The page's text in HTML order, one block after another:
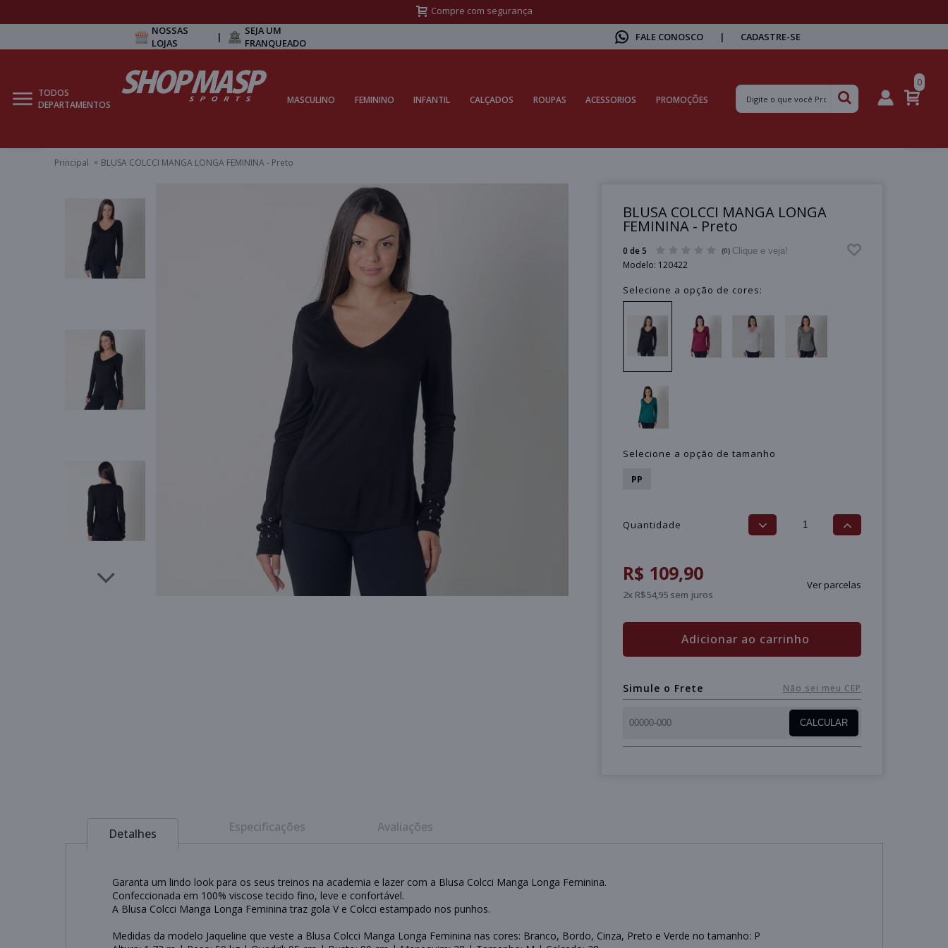
Compre com segurança
NOSSAS
LOJAS
|
SEJA UM
FRANQUEADO
FALE CONOSCO | CADASTRE-SE
TODOS
DEPARTAMENTOS
MASCULINO FEMININO INFANTIL CALÇADOS ROUPAS ACESSORIOS PROMOÇÕES
0
Principal BLUSA COLCCI MANGA LONGA FEMININA - Preto
BLUSA COLCCI MANGA LONGA
FEMININA - Preto
0 de 5 (0) Clique e veja!
Modelo: 120422
Selecione a opção de cores:
Selecione a opção de tamanho
PP
Quantidade
Ver parcelas
R$ 109,90
2x R$54,95 sem juros
Adicionar ao carrinho
Simule o Frete Não sei meu CEP
CALCULAR
Detalhes Especificações Avaliações
Garanta um lindo look para os seus treinos na academia e lazer com a Blusa Colcci Manga Longa Feminina.
Confeccionada em 100% viscose tecido fino, leve e confortável.
A Blusa Colcci Manga Longa Feminina traz gola V e Colcci estampado nos punhos.
Medidas da modelo Jaqueline que veste a Blusa Colcci Manga Longa Feminina nas cores: Branco, Bordo, Cinza, Preto e Verde no tamanho: P